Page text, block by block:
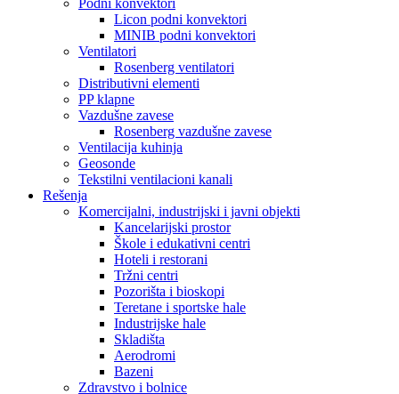
Podni konvektori
Licon podni konvektori
MINIB podni konvektori
Ventilatori
Rosenberg ventilatori
Distributivni elementi
PP klapne
Vazdušne zavese
Rosenberg vazdušne zavese
Ventilacija kuhinja
Geosonde
Tekstilni ventilacioni kanali
Rešenja
Komercijalni, industrijski i javni objekti
Kancelarijski prostor
Škole i edukativni centri
Hoteli i restorani
Tržni centri
Pozorišta i bioskopi
Teretane i sportske hale
Industrijske hale
Skladišta
Aerodromi
Bazeni
Zdravstvo i bolnice